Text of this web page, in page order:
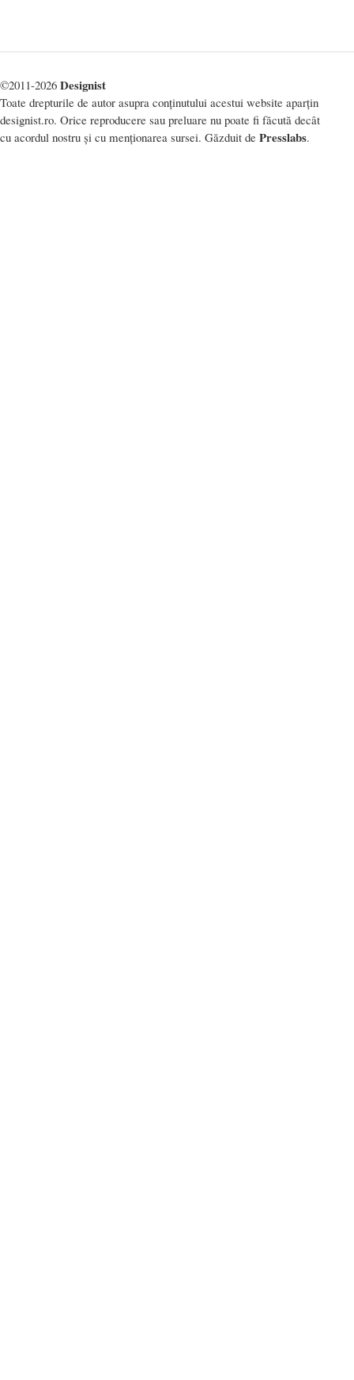
©2011-2026 Designist
Toate drepturile de autor asupra conținutului acestui website aparțin
designist.ro. Orice reproducere sau preluare nu poate fi făcută decât
cu acordul nostru și cu menționarea sursei. Găzduit de Presslabs.